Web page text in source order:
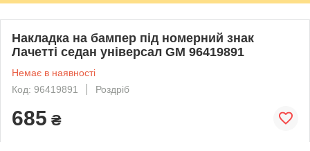
Накладка на бампер під номерний знак
Лачетті седан універсал GM 96419891
Немає в наявності
Код: 96419891
Роздріб
685 ₴